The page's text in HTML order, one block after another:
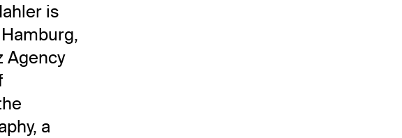
is
Agency
a